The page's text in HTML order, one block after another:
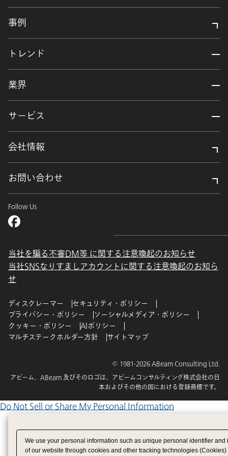
事例
トレンド
業界
サービス
会社情報
お問い合わせ
Follow Us
当社を騙る不審DM等 に関する注意喚起のお知らせ
当社SNSなりすましアカウントに関する注意喚起のお知ら
せ
ディスクレーマー
セキュリティ・ポリシー
プライバシー・ポリシー
ソーシャルメディア・ポリシー
クッキー・ポリシー
AIポリシー
マルチステークホルダー方針
サイトマップ
© 1981-2026 ABeam Consulting Ltd.
アビーム、ABeam 及びそのロゴは、アビームコンサルティング株式会社の日
本およびその他の国における登録商標です。
Do Not Sell or Share My Personal Information
We use your personal information such as unique personal identifier
of our website through cookies and other tracking technologies